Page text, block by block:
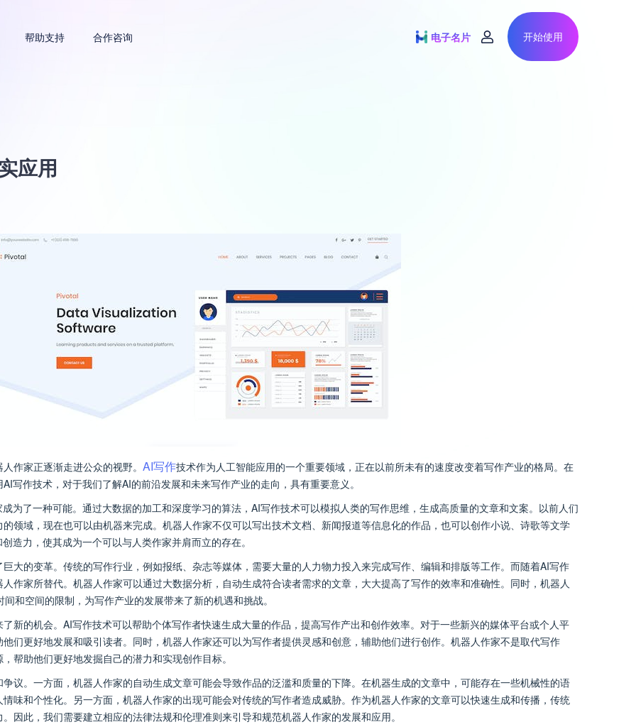
帮助支持 合作咨询 电子名片 开始使用
应用
作家正逐渐走进公众的视野。 AI写作技术作为人工智能应用的一个重要领域，正在以前所未有的速度改变着写作产业的格局。在
写作技术，对于我们了解AI的前沿发展和未来写作产业的走向，具有重要意义。
为了一种可能。通过大数据的加工和深度学习的算法，AI写作技术可以模拟人类的写作思维，生成高质量的文章和文案。以前人们
领域，现在也可以由机器来完成。机器人作家不仅可以写出技术文档、新闻报道等信息化的作品，也可以创作小说、诗歌等文学
造力，使其成为一个可以与人类作家并肩而立的存在。
大的变革。传统的写作行业，例如报纸、杂志等媒体，需要大量的人力物力投入来完成写作、编辑和排版等工作。而随着AI写作
作家所替代。机器人作家可以通过大数据分析，自动生成符合读者需求的文章，大大提高了写作的效率和准确性。同时，机器人
和空间的限制，为写作产业的发展带来了新的机遇和挑战。
新的机会。AI写作技术可以帮助个体写作者快速生成大量的作品，提高写作产出和创作效率。对于一些新兴的媒体平台或个人平
们更好地发展和吸引读者。同时，机器人作家还可以为写作者提供灵感和创意，辅助他们进行创作。机器人作家不是取代写作
帮助他们更好地发掘自己的潜力和实现创作目标。
议。一方面，机器人作家的自动生成文章可能会导致作品的泛滥和质量的下降。在机器生成的文章中，可能存在一些机械性的语
味和个性化。另一方面，机器人作家的出现可能会对传统的写作者造成威胁。作为机器人作家的文章可以快速生成和传播，传统
因此，我们需要建立相应的法律法规和伦理准则来引导和规范机器人作家的发展和应用。